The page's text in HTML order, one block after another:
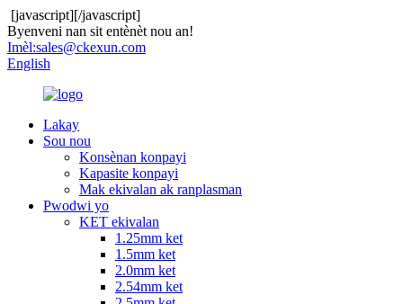
[javascript][/javascript]
Byenveni nan sit entènèt nou an!
Imèl:sales@ckexun.com
English
Lakay
Sou nou
Konsènan konpayi
Kapasite konpayi
Mak ekivalan ak ranplasman
Pwodwi yo
KET ekivalan
1.25mm ket
1.5mm ket
2.0mm ket
2.54mm ket